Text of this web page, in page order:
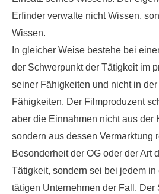
Erfinder verwalte nicht Wissen,
Wissen.
In gleicher Weise bestehe bei
der Schwerpunkt der Tätigkeit im
seiner Fähigkeiten und nicht in
Fähigkeiten. Der Filmproduzent
aber die Einnahmen nicht aus der
sondern aus dessen Vermarktung
Besonderheit der OG oder der Art
Tätigkeit, sondern sei bei jedem in
tätigen Unternehmen der Fall. Der